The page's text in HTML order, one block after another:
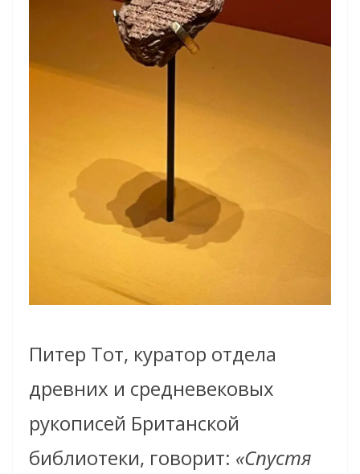
Питер Тот, куратор отдела
древних и средневековых
рукописей Британской
библиотеки, говорит: «Спустя